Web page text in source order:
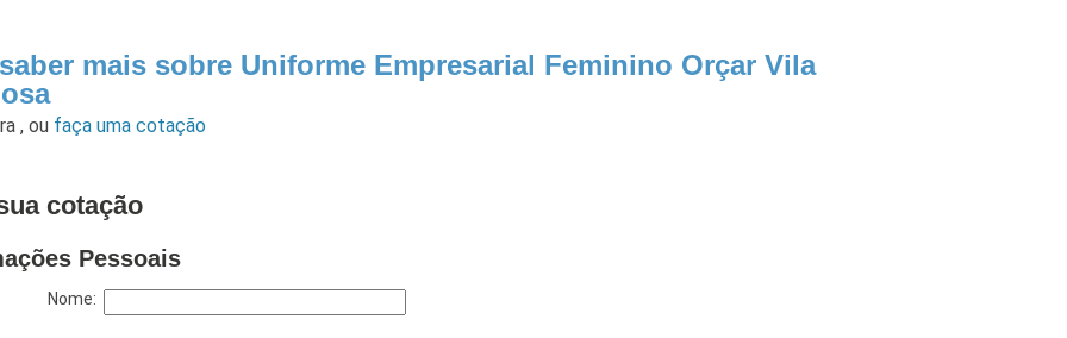
mais sobre Uniforme Empresarial Feminino Orçar Vila
,ou faça uma cotação
cotação
Pessoais
Nome: